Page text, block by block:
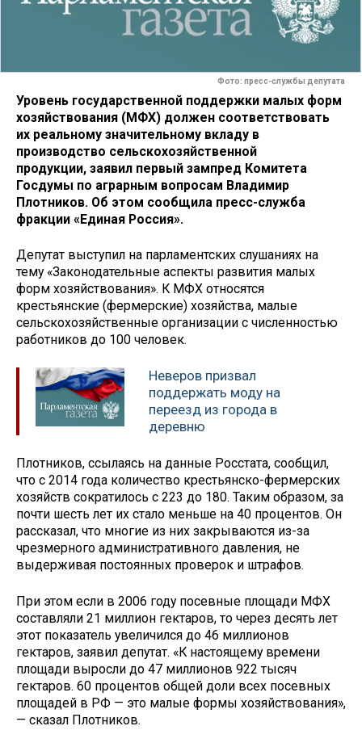
Фото: пресс-службы депутата
Уровень государственной поддержки малых форм
хозяйствования (МФХ) должен соответствовать
их реальному значительному вкладу в
производство сельскохозяйственной
продукции, заявил первый зампред Комитета
Госдумы по аграрным вопросам Владимир
Плотников. Об этом сообщила пресс-служба
фракции «Единая Россия».
Депутат выступил на парламентских слушаниях на
тему «Законодательные аспекты развития малых
форм хозяйствования». К МФХ относятся
крестьянские (фермерские) хозяйства, малые
сельскохозяйственные организации с численностью
работников до 100 человек.
Неверов призвал
поддержать моду на
переезд из города в
деревню
Плотников, ссылаясь на данные Росстата, сообщил,
что с 2014 года количество крестьянско-фермерских
хозяйств сократилось с 223 до 180. Таким образом, за
почти шесть лет их стало меньше на 40 процентов. Он
рассказал, что многие из них закрываются из-за
чрезмерного административного давления, не
выдерживая постоянных проверок и штрафов.
При этом если в 2006 году посевные площади МФХ
составляли 21 миллион гектаров, то через десять лет
этот показатель увеличился до 46 миллионов
гектаров, заявил депутат. «К настоящему времени
площади выросли до 47 миллионов 922 тысяч
гектаров. 60 процентов общей доли всех посевных
площадей в РФ — это малые формы хозяйствования»,
— сказал Плотников.